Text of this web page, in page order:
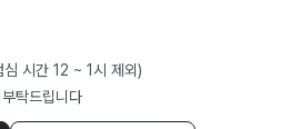
무서워하는데 어떻게 도와줘야
락을 빠는데 치아에 문제가 될까
시간 12 ~ 1시 제외)
탁드립니다